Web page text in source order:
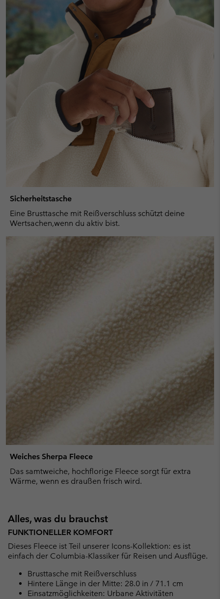
Sicherheitstasche
Eine Brusttasche mit Reißverschluss schützt deine
Wertsachen,wenn du aktiv bist.
Weiches Sherpa Fleece
Das samtweiche, hochflorige Fleece sorgt für extra
Wärme, wenn es draußen frisch wird.
Alles, was du brauchst
FUNKTIONELLER KOMFORT
Dieses Fleece ist Teil unserer Icons-Kollektion: es ist
einfach der Columbia-Klassiker für Reisen und Ausflüge.
Brusttasche mit Reißverschluss
Hintere Länge in der Mitte: 28.0 in / 71.1 cm
Einsatzmöglichkeiten: Urbane Aktivitäten